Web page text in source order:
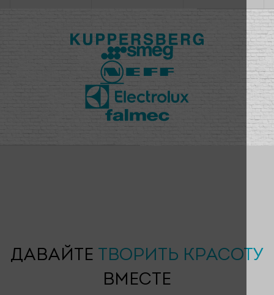
ДАВАЙТЕ ТВОРИТЬ КРАСОТУ
ВМЕСТЕ